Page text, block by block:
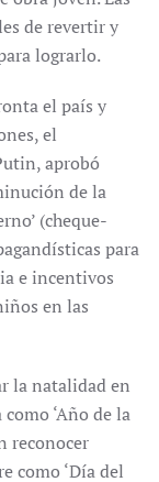
de revertir y
lograrlo.
el país y
el
aprobó
de la
(cheque-
para
e incentivos
en las
la natalidad en
‘Año de la
reconocer
como ‘Día del